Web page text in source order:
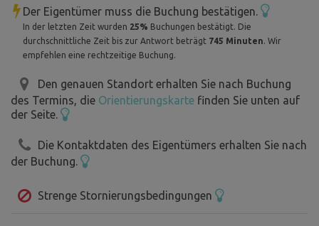
Die gemütliche 1-Zimmer-Ferienwohnung (ca. 35 m²) ist
ideal für Paare und Familien.
• eigenes Bad
Wasserkocher, Zweiflammenkocher)
• zwei Balkone mit Blick auf die umliegende Natur
• Schlafplätze für bis zu 5 Personen – Doppelbett 160 x
200 cm, Etagenbett, Zustellbett (Matratze auf dem
Boden)
Im Erdgeschoss steht ein Skiraum mit elektrischem
Der Eigentümer muss die Buchung bestätigen.
In der letzten Zeit wurden 25% Buchungen bestätigt. Die
durchschnittliche Zeit bis zur Antwort beträgt 745 Minuten. Wir
empfehlen eine rechtzeitige Buchung.
Den genauen Standort erhalten Sie nach Buchung
des Termins, die Orientierungskarte finden Sie unten auf
der Seite.
Die Kontaktdaten des Eigentümers erhalten Sie nach
der Buchung.
Strenge Stornierungsbedingungen